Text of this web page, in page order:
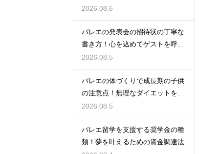
2026.08.6
バレエの発表会の招待状の丁寧な
書き方！心を込めてゲストを呼ぶ
コツ
2026.08.5
バレエの体づくりで成長期の子供
の注意点！無理なダイエットを防
ぎ健康に
2026.08.5
バレエ留学を支援する奨学金の種
類！夢を叶えるための資金調達法